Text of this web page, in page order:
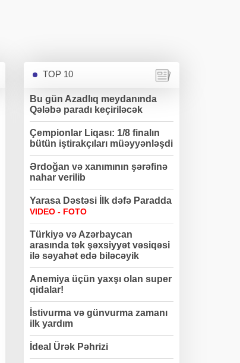
TOP 10
Bu gün Azadlıq meydanında
Qələbə paradı keçiriləcək
Çempionlar Liqası: 1/8 finalın
bütün iştirakçıları müəyyənləşdi
Ərdoğan və xanımının şərəfinə
nahar verilib
Yarasa Dəstəsi İlk dəfə Paradda
VIDEO - FOTO
Türkiyə və Azərbaycan
arasında tək şəxsiyyət vəsiqəsi
ilə səyahət edə biləcəyik
Anemiya üçün yaxşı olan super
qidalar!
İstivurma və günvurma zamanı
ilk yardım
İdeal Ürək Pəhrizi